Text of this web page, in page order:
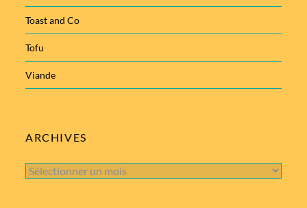
Toast and Co
Tofu
Viande
ARCHIVES
Archives